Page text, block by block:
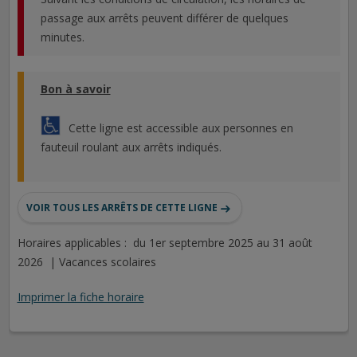
passage aux arrêts peuvent différer de quelques
minutes.
Bon à savoir
Cette ligne est accessible aux personnes en
fauteuil roulant aux arrêts indiqués.
VOIR TOUS LES ARRÊTS DE CETTE LIGNE
Horaires applicables : du 1er septembre 2025 au 31 août
2026 | Vacances scolaires
Imprimer la fiche horaire